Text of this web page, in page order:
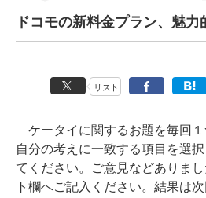
ドコモの新料金プラン、魅力
リスト
ケータイに関するお題を毎回１
自分の考えに一致する項目を選
てください。ご意見などありま
ト欄へご記入ください。結果は